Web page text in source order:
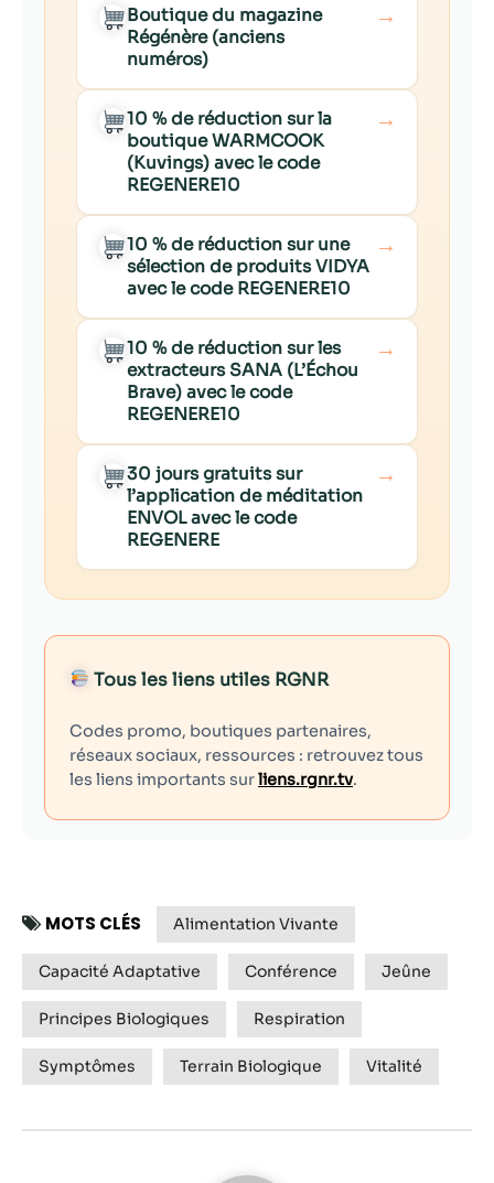
Boutique du magazine
Régénère (anciens
numéros)
→
10 % de réduction sur la
boutique WARMCOOK
(Kuvings) avec le code
REGENERE10
→
10 % de réduction sur une
sélection de produits VIDYA
avec le code REGENERE10
→
10 % de réduction sur les
extracteurs SANA (L’Échou
Brave) avec le code
REGENERE10
→
30 jours gratuits sur
l’application de méditation
ENVOL avec le code
REGENERE
→
Tous les liens utiles RGNR
Codes promo, boutiques partenaires,
réseaux sociaux, ressources : retrouvez tous
les liens importants surliens.rgnr.tv.
MOTS CLÉS Alimentation Vivante
Capacité Adaptative Conférence Jeûne
Principes Biologiques Respiration
Symptômes Terrain Biologique Vitalité